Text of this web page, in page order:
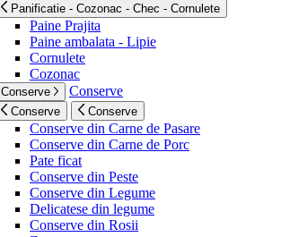
Panificatie - Cozonac - Chec - Cornulete
Paine Prajita
Paine ambalata - Lipie
Cornulete
Cozonac
Conserve Conserve
Conserve Conserve
Conserve din Carne de Pasare
Conserve din Carne de Porc
Pate ficat
Conserve din Peste
Conserve din Legume
Delicatese din legume
Conserve din Rosii